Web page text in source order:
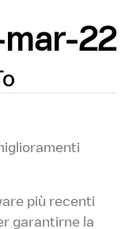
mar-22
più recenti
garantirne la